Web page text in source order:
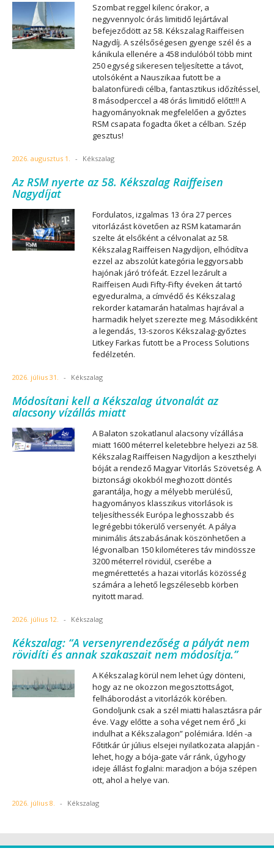
Szombat reggel kilenc órakor, a
negyvennyolc órás limitidő lejártával
befejeződött az 58. Kékszalag Raiffeisen
Nagydíj. A szélsőségesen gyenge szél és a
kánikula ellenére a 458 indulóból több mint
250 egység sikeresen teljesítette a távot,
utolsóként a Nauszikaa futott be a
balatonfüredi célba, fantasztikus időzítéssel,
8 másodperccel a 48 órás limitidő előtt!!! A
hagyományoknak megfelelően a győztes
RSM csapata fogadta őket a célban. Szép
gesztus!
2026. augusztus 1. - Kékszalag
Az RSM nyerte az 58. Kékszalag Raiffeisen
Nagydíjat
Fordulatos, izgalmas 13 óra 27 perces
vitorlázást követően az RSM katamarán
szelte át elsőként a célvonalat az 58.
Kékszalag Raiffeisen Nagydíjon, elhódítva
ezzel az abszolút kategória leggyorsabb
hajónak járó trófeát. Ezzel lezárult a
Raiffeisen Audi Fifty-Fifty éveken át tartó
egyeduralma, a címvédő és Kékszalag
rekorder katamarán hatalmas hajrával a
harmadik helyet szerezte meg. Másodikként
a legendás, 13-szoros Kékszalag-győztes
Litkey Farkas futott be a Process Solutions
fedélzetén.
2026. július 31. - Kékszalag
Módosítani kell a Kékszalag útvonalát az
alacsony vízállás miatt
A Balaton szokatlanul alacsony vízállása
miatt 1600 méterrel keletebbre helyezi az 58.
Kékszalag Raiffeisen Nagydíjon a keszthelyi
bóját a rendező Magyar Vitorlás Szövetség. A
biztonsági okokból meghozott döntés
garantálja, hogy a mélyebb merülésű,
hagyományos klasszikus vitorlások is
teljesíthessék Európa leghosszabb és
legrégebbi tókerülő versenyét. A pálya
minimális átszabásának köszönhetően a
légvonalban 150 kilométeres táv mindössze
3200 méterrel rövidül, cserébe a
megmérettetés a hazai vitorlás közösség
számára a lehető legszélesebb körben
nyitott marad.
2026. július 12. - Kékszalag
Kékszalag: “A versenyrendezőség a pályát nem
rövidíti és annak szakaszait nem módosítja.”
A Kékszalag körül nem lehet úgy dönteni,
hogy az ne okozzon megosztottságot,
felháborodást a vitorlázók körében.
Gondoljunk csak a szél miatti halasztásra pár
éve. Vagy előtte a soha véget nem érő „ki
indulhat a Kékszalagon” polémiára. Idén -a
Főtitkár úr július elsejei nyilatkozata alapján -
lehet, hogy a bója-gate vár ránk, úgyhogy
ideje állást foglalni: maradjon a bója szépen
ott, ahol a helye van.
2026. július 8. - Kékszalag